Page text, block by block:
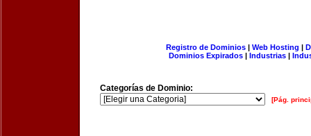
Registro de Dominios| Web Hosting |
Dominios Expirados | Industrias |
Categorías de Dominio:
[Pág.